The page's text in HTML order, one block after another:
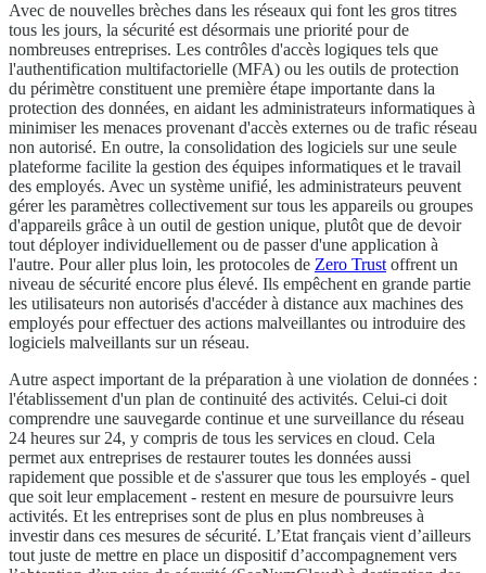
Avec de nouvelles brèches dans les réseaux qui font les gros titres
tous les jours, la sécurité est désormais une priorité pour de
nombreuses entreprises. Les contrôles d'accès logiques tels que
l'authentification multifactorielle (MFA) ou les outils de protection
du périmètre constituent une première étape importante dans la
protection des données, en aidant les administrateurs informatiques à
minimiser les menaces provenant d'accès externes ou de trafic réseau
non autorisé. En outre, la consolidation des logiciels sur une seule
plateforme facilite la gestion des équipes informatiques et le travail
des employés. Avec un système unifié, les administrateurs peuvent
gérer les paramètres collectivement sur tous les appareils ou groupes
d'appareils grâce à un outil de gestion unique, plutôt que de devoir
tout déployer individuellement ou de passer d'une application à
l'autre. Pour aller plus loin, les protocoles de Zero Trust offrent un
niveau de sécurité encore plus élevé. Ils empêchent en grande partie
les utilisateurs non autorisés d'accéder à distance aux machines des
employés pour effectuer des actions malveillantes ou introduire des
logiciels malveillants sur un réseau.
Autre aspect important de la préparation à une violation de données :
l'établissement d'un plan de continuité des activités. Celui-ci doit
comprendre une sauvegarde continue et une surveillance du réseau
24 heures sur 24, y compris de tous les services en cloud. Cela
permet aux entreprises de restaurer toutes les données aussi
rapidement que possible et de s'assurer que tous les employés - quel
que soit leur emplacement - restent en mesure de poursuivre leurs
activités. Et les entreprises sont de plus en plus nombreuses à
investir dans ces mesures de sécurité. L’Etat français vient d’ailleurs
tout juste de mettre en place un dispositif d’accompagnement vers